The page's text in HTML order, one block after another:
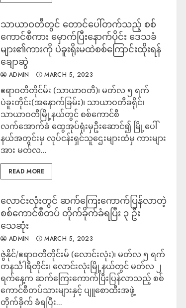
သာယာဝတီတွင် ‌တောင်ပေါ်တက်သည့် စစ်
ကောင်စီကား မှောက်ပြီးနောက်ပိုင်း ဒေသခံ
များ၏ကားကို ပဲခူးရိုးမထဲစစ်ကြောင်းထိုးရန်
ချောဆွဲ
ADMIN MARCH 5, 2023
ဧရာဝတီတိုင်မ်း (သာယာဝတီ)၊ မတ်လ ၅ ရက်
ပဲခူးတိုင်း(အနောက်ခြမ်း)၊ သာယာဝတီခရိုင်၊
သာယာဝတီမြို့နယ်တွင် စစ်ကောင်စီ
လက်အောက်ခံ ထွေအုပ်ရုံးမှဦးဆောင်၍ မြို့ပေါ်
နယ်အတွင်းမှ လုပ်ငန်းရှင်သူဌေးများထံမှ ကားများ
အား မတ်လ...
READ MORE
လောင်းလုံးတွင် ဆက်ကြေးကောက်ပြန်လာတဲ့
စစ်ကောင်စီတပ် တိုက်ခိုက်ခံရပြီး ၃ ဦး
သေဆုံး
ADMIN MARCH 5, 2023
ဇွဲနိုင်/ဧရာဝတီတိုင်းမ် (လောင်းလုံး)၊ မတ်လ ၅ ရက်
တနင်္သါရီတိုင်း၊ လောင်းလုံးမြို့နယ်တွင် မတ်လ ၂
ရက်နေ့က ဆက်ကြေးကောက်ပြီးပြန်လာသည့် စစ်
ကောင်စီတပ်သားများနှင့် ပျူစောထီးအဖွဲ့
တိုက်ခိုက် ခံရပြီး...